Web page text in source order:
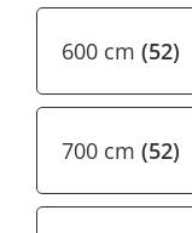
600 cm (52)
700 cm (52)